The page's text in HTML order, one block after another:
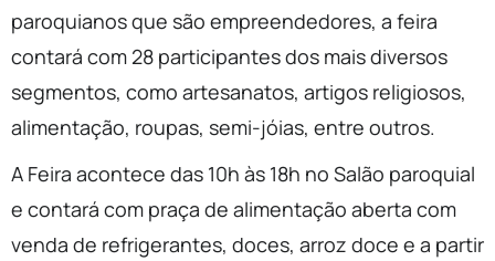
paroquianos que são empreendedores, a feira
contará com 28 participantes dos mais diversos
segmentos, como artesanatos, artigos religiosos,
alimentação, roupas, semi-jóias, entre outros.
A Feira acontece das 10h às 18h no Salão paroquial
e contará com praça de alimentação aberta com
venda de refrigerantes, doces, arroz doce e a partir